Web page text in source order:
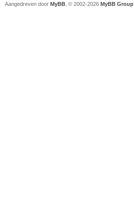
Aangedreven door MyBB , © 2002-2026 MyBB Group